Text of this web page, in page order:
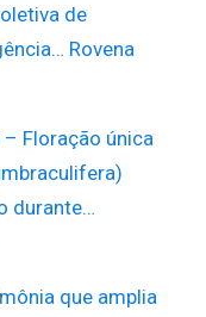
de
Rovena
Floração única
durante…
que amplia